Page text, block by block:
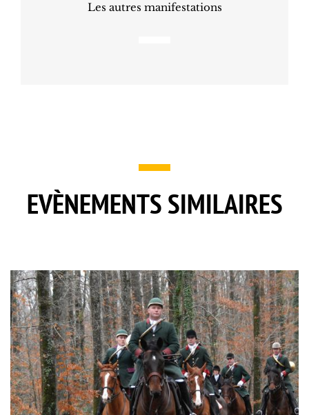
Les autres manifestations
EVÈNEMENTS SIMILAIRES